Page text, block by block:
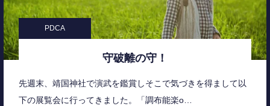
PDCA
守破離の守！
先週末、靖国神社で演武を鑑賞しそこで気づきを得まして以
下の展覧会に行ってきました。「調布能楽o…